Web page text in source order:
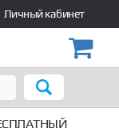
Личный кабинет